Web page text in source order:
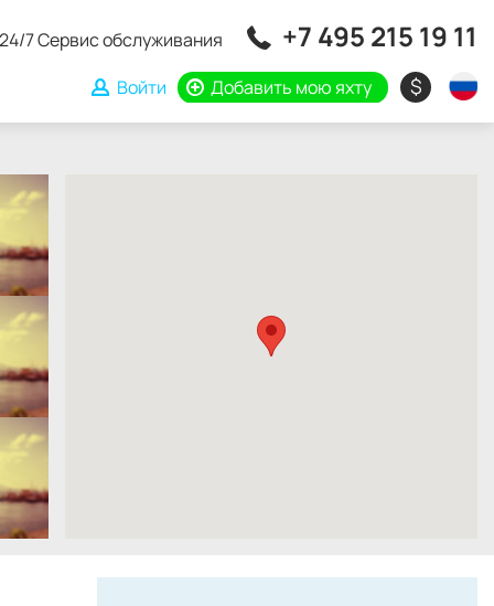
24/7 Сервис обслуживания +7 495 215 19 11
Войти Добавить мою яхту $